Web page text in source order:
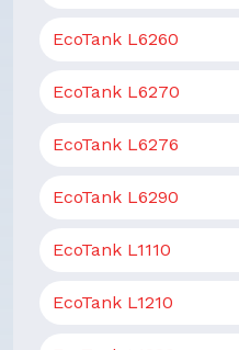
EcoTank L6260
EcoTank L6270
EcoTank L6276
EcoTank L6290
EcoTank L1110
EcoTank L1210